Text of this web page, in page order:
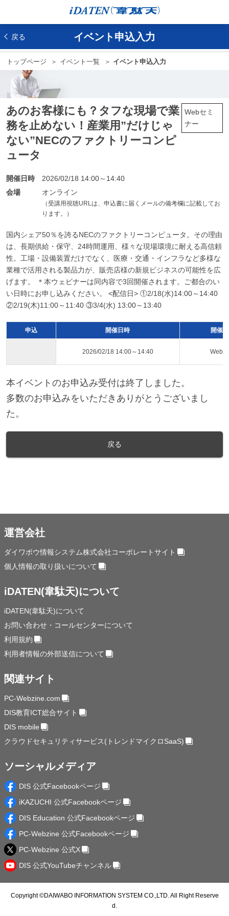
戻る イベント申込入力
トップページ イベント一覧 イベント申込入力
Webセミ
ナー
あのお客様にも？タフな現場で業
務を止めない！産業用”だけじゃ
ない”NECのファクトリーコンピ
ュータ
開催日時
2026/02/18 14:00～14:40
会場
オンライン
（受講用視聴URLは、申込書に届くメールの備考欄に記載してお
ります。）
国内シェア50％を誇るNECのファクトリーコンピュータ。その理由
は、長期供給・保守、24時間運用、様々な現場環境に耐える高信頼
性。工場・設備装置だけでなく、医療・交通・インフラなど多様な
業種で活用される製品力が、販売店様の新規ビジネスの可能性を広
げます。 ＊本ウェビナーは同内容で3回開催されます。ご都合のい
い日時にお申し込みください。 <配信日> ①2/18(水)14:00～14:40
②2/19(木)11:00～11:40 ③3/4(水) 13:00～13:40
申込 開催日時 開催
2026/02/18 14:00～14:40 Web
本イベントのお申込み受付は終了しました。
多数のお申込みをいただきありがとうございまし
た。
戻る
運営会社
ダイワボウ情報システム株式会社コーポレートサイト
個人情報の取り扱いについて
iDATEN(韋駄天)について
iDATEN(韋駄天)について
お問い合わせ・コールセンターについて
利用規約
利用者情報の外部送信について
関連サイト
PC-Webzine.com
DIS教育ICT総合サイト
DIS mobile
クラウドセキュリティサービス(トレンドマイクロSaaS)
ソーシャルメディア
DIS 公式Facebookページ
iKAZUCHI 公式Facebookページ
DIS Education 公式Facebookページ
PC-Webzine 公式Facebookページ
PC-Webzine 公式X
DIS 公式YouTubeチャンネル
Copyright ©DAIWABO INFORMATION SYSTEM CO.,LTD.All Right Reserve
d.